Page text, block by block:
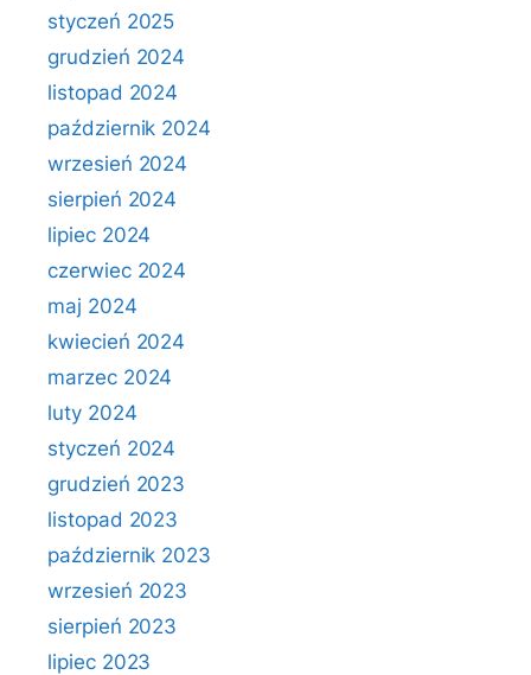
styczeń 2025
grudzień 2024
listopad 2024
październik 2024
wrzesień 2024
sierpień 2024
lipiec 2024
czerwiec 2024
maj 2024
kwiecień 2024
marzec 2024
luty 2024
styczeń 2024
grudzień 2023
listopad 2023
październik 2023
wrzesień 2023
sierpień 2023
lipiec 2023